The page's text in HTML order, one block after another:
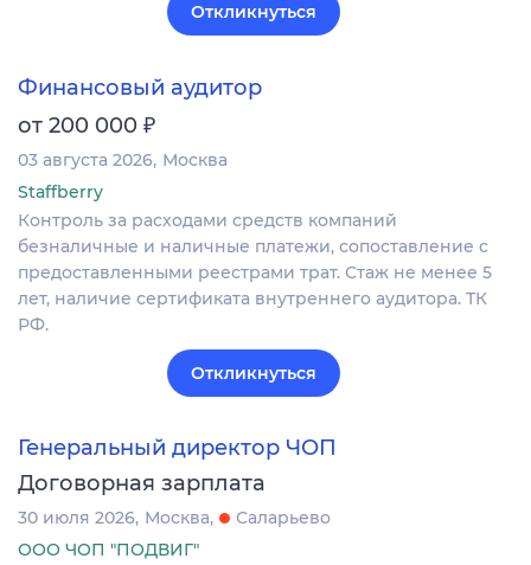
Откликнуться
Финансовый аудитор
от 200 000 ₽
03 августа 2026 Москва
Staffberry
Контроль за расходами средств компаний
безналичные и наличные платежи, сопоставление с
предоставленными реестрами трат. Стаж не менее 5
лет, наличие сертификата внутреннего аудитора. ТК
РФ.
Откликнуться
Генеральный директор ЧОП
Договорная зарплата
30 июля 2026 Москва
Саларьево
ООО ЧОП "ПОДВИГ"